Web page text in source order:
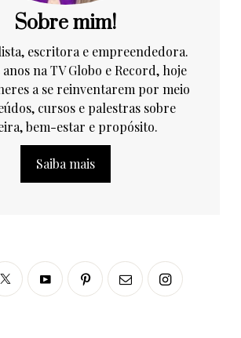
Sobre mim!
escritora e empreendedora.
na TV Globo e Record, hoje
a se reinventarem por meio
cursos e palestras sobre
bem-estar e propósito.
Saiba mais